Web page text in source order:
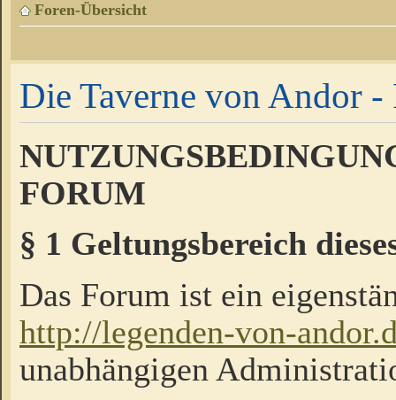
Foren-Übersicht
Die Taverne von Andor -
FORUM
§ 1 Geltungsbereich
Das Forum ist ein
http://legenden-von-
unabhängigen